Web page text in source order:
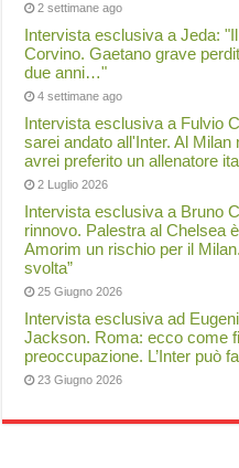
2 settimane ago
Intervista esclusiva a Jeda:
Corvino. Gaetano grave
due anni…"
4 settimane ago
Intervista esclusiva a Fulvio
sarei andato all'Inter. Al
avrei preferito un allenatore
2 Luglio 2026
Intervista esclusiva a Bruno
rinnovo. Palestra al Chelsea
Amorim un rischio per il
svolta”
25 Giugno 2026
Intervista esclusiva ad
Jackson. Roma: ecco come
preoccupazione. L’Inter può
23 Giugno 2026